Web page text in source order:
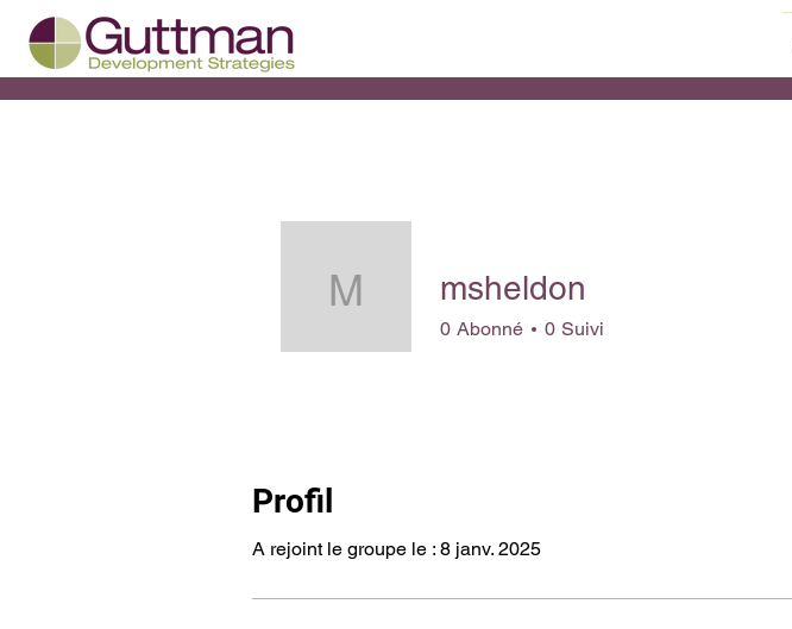
Profil
A rejoint le groupe le : 8 janv. 2025
msheldon
msheldon
0 Abonné 0 Suivi